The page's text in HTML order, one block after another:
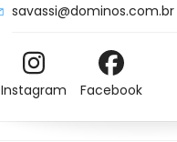
savassi@dominos.com.br
Instagram Facebook